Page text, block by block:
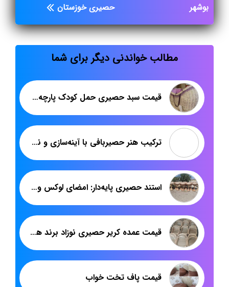
بوشهر
حصیری خوزستان
مطالب خواندنی دیگر برای شما
قیمت سبد حصیری حمل کودک پارچه ای
ترکیب هنر حصیربافی با آینه‌سازی و نقش آن در دکوراسیون پایدار
استند حصیری پایه‌دار: امضای لوکس و اصیل در طراحی دکور آجیل‌فروشی
قیمت عمده کریر حصیری نوزاد برند هدیکا: راهنمای کامل برای والدین و فروشندگان
قیمت پاف تخت خواب